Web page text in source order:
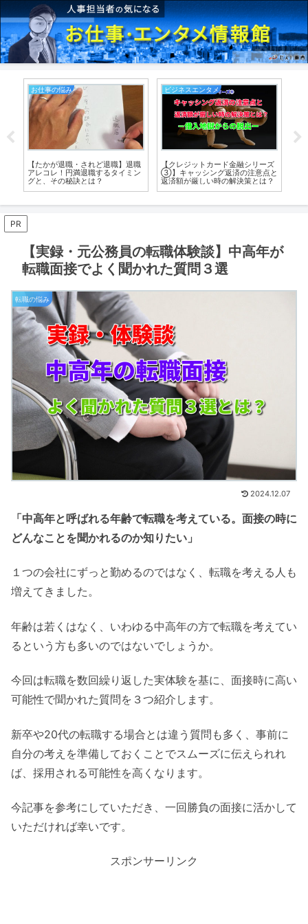
お仕事の悩み
【たかが退職・されど退職】退職
アレコレ！円満退職するタイミン
グと、その秘訣とは？
ビジネスエンタメ
【クレジットカード金融シリーズ
③】キャッシング返済の注意点と
返済額が厳しい時の解決策とは？
PR
【実録・元公務員の転職体験談】中高年が
転職面接でよく聞かれた質問３選
転職の悩み
2024.12.07
「中高年と呼ばれる年齢で転職を考えている。面接の時に
どんなことを聞かれるのか知りたい」
１つの会社にずっと勤めるのではなく、転職を考える人も
増えてきました。
年齢は若くはなく、いわゆる中高年の方で転職を考えてい
るという方も多いのではないでしょうか。
今回は転職を数回繰り返した実体験を基に、面接時に高い
可能性で聞かれた質問を３つ紹介します。
新卒や20代の転職する場合とは違う質問も多く、事前に
自分の考えを準備しておくことでスムーズに伝えられれ
ば、採用される可能性を高くなります。
今記事を参考にしていただき、一回勝負の面接に活かして
いただければ幸いです。
スポンサーリンク